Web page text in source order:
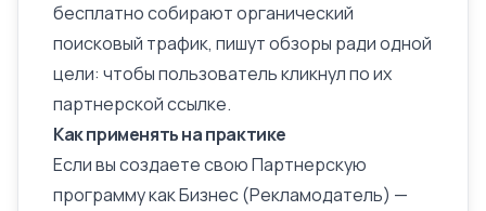
бесплатно собирают органический
поисковый трафик, пишут обзоры ради одной
цели: чтобы пользователь кликнул по их
партнерской ссылке.
Как применять на практике
Если вы создаете свою Партнерскую
программу как Бизнес (Рекламодатель) —